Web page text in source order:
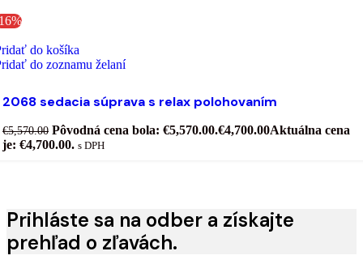
do košíka
do zoznamu želaní
2068 sedacia súprava s relax polohovaním
€5,570.00 Pôvodná cena bola: €5,570.00.€4,700.00Aktuálna cena
je: €4,700.00. s DPH
Prihláste sa na odber a získajte
prehľad o zľavách.